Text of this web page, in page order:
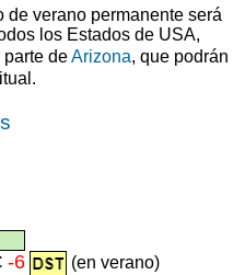
de verano permanente será
los Estados de USA,
parte deArizona, que podrán
-6 (en verano)